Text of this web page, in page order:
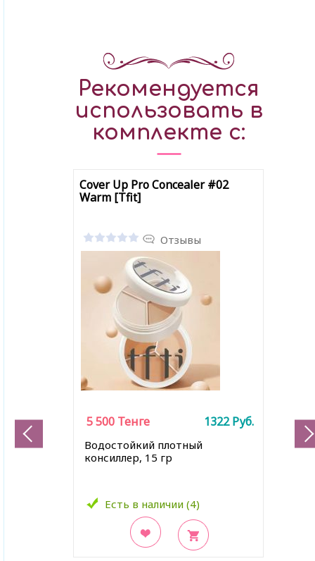
Рекомендуется
использовать в
комплекте с:
Cover Up Pro Concealer #02
Warm [Tfit]
Отзывы
Водостойкий плотный
консиллер, 15 гр
Есть в наличии (4)
5 500 Тенге 1322Руб.